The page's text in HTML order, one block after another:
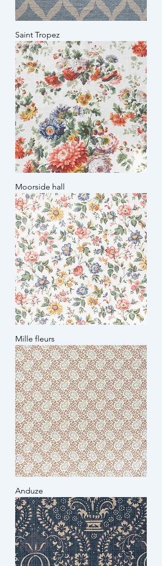
Saint Tropez
Moorside hall
Mille fleurs
Anduze